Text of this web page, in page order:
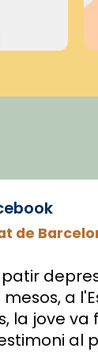
de
a
la jove va
al